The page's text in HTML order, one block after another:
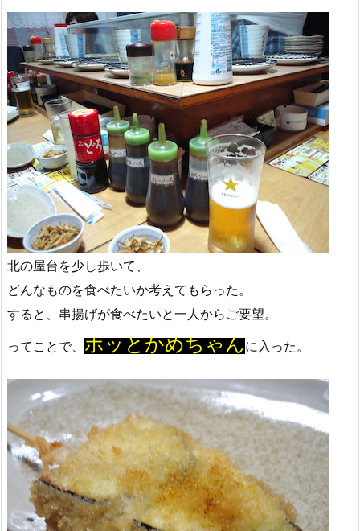
北の屋台を少し歩いて、
どんなものを食べたいか考えてもらった。
すると、串揚げが食べたいと一人からご要望。
ってことで、 ホッとかめちゃんに入った。